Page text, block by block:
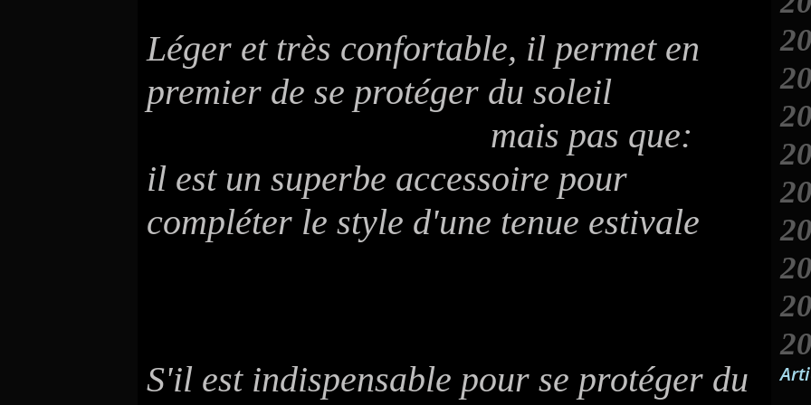
Léger et très confortable, il permet en
premier de se protéger du soleil
mais pas que:
il est un superbe accessoire pour
compléter le style d'une tenue estivale
S'il est indispensable pour se protéger du